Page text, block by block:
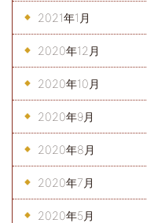
2021年1月
2020年12月
2020年10月
2020年9月
2020年8月
2020年7月
2020年5月